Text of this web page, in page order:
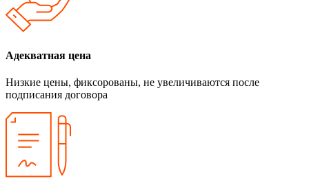
Адекватная цена
Низкие цены, фиксорованы, не увеличиваются после
подписания договора